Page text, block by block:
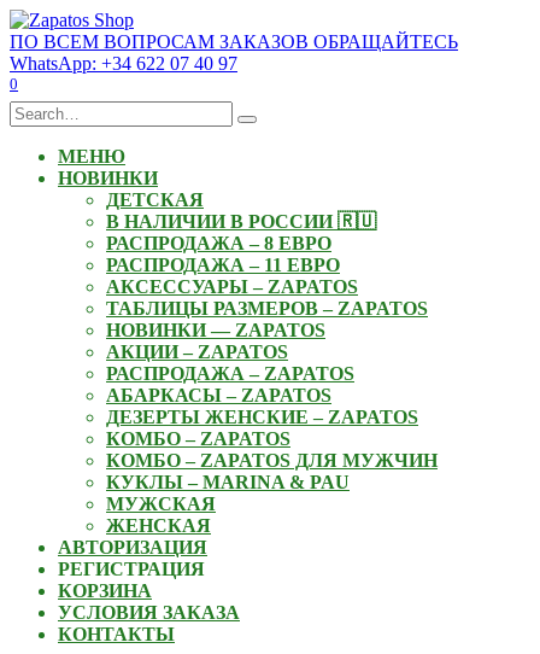
Skip
to
content
ПО ВСЕМ ВОПРОСАМ ЗАКАЗОВ ОБРАЩАЙТЕСЬ
WhatsApp: +34 622 07 40 97
0
Search
for:
МЕНЮ
НОВИНКИ
ДЕТСКАЯ
В НАЛИЧИИ В РОССИИ 🇷🇺
РАСПРОДАЖА – 8 ЕВРО
РАСПРОДАЖА – 11 ЕВРО
АКСЕССУАРЫ – ZAPATOS
ТАБЛИЦЫ РАЗМЕРОВ – ZAPATOS
НОВИНКИ — ZAPATOS
АКЦИИ – ZAPATOS
РАСПРОДАЖА – ZAPATOS
АБАРКАСЫ – ZAPATOS
ДЕЗЕРТЫ ЖЕНСКИЕ – ZAPATOS
КОМБО – ZAPATOS
КОМБО – ZAPATOS ДЛЯ МУЖЧИН
КУКЛЫ – MARINA & PAU
МУЖСКАЯ
ЖЕНСКАЯ
АВТОРИЗАЦИЯ
РЕГИСТРАЦИЯ
КОРЗИНА
УСЛОВИЯ ЗАКАЗА
КОНТАКТЫ